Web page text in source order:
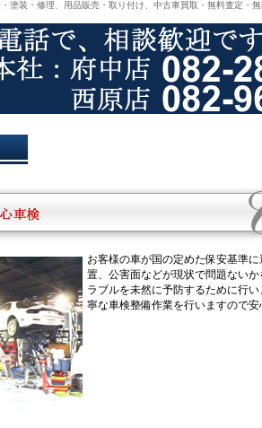
塗装・修理、用品販売・取り付け、中古車買取・無料査定・
お客様の車が国の定めた保安基準
置、公害面などが現状で問題ない
ラブルを未然に予防するために行
寧な車検整備作業を行いますので安